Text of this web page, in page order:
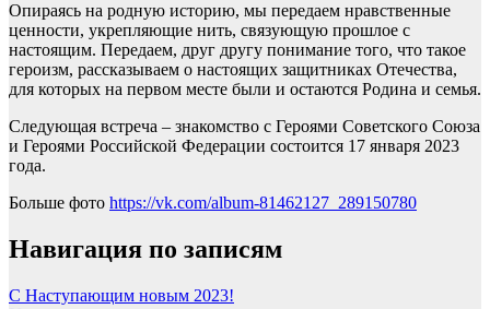
Опираясь на родную историю, мы передаем нравственные
ценности, укрепляющие нить, связующую прошлое с
настоящим. Передаем, друг другу понимание того, что такое
героизм, рассказываем о настоящих защитниках Отечества,
для которых на первом месте были и остаются Родина и семья.
Следующая встреча – знакомство с Героями Советского Союза
и Героями Российской Федерации состоится 17 января 2023
года.
Больше фото https://vk.com/album-81462127_289150780
Навигация по записям
C Наступающим новым 2023!